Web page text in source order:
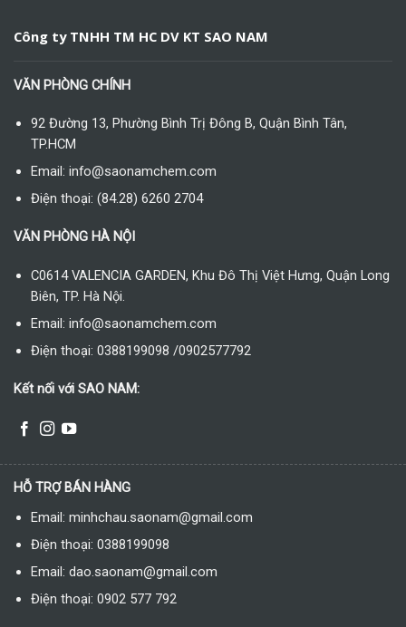
Công ty TNHH TM HC DV KT SAO NAM
VĂN PHÒNG CHÍNH
92 Đường 13, Phường Bình Trị Đông B, Quận Bình Tân,
TP.HCM
Email: info@saonamchem.com
Điện thoại: (84.28) 6260 2704
VĂN PHÒNG HÀ NỘI
C0614 VALENCIA GARDEN, Khu Đô Thị Việt Hưng, Quận Long
Biên, TP. Hà Nội.
Email: info@saonamchem.com
Điện thoại: 0388199098 /0902577792
Kết nối với SAO NAM:
HỖ TRỢ BÁN HÀNG
Email: minhchau.saonam@gmail.com
Điện thoại: 0388199098
Email: dao.saonam@gmail.com
Điện thoại: 0902 577 792